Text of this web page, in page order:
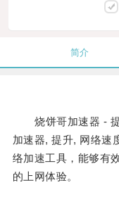
简介
烧饼哥加速器 - 提
加速器, 提升, 网络速
络加速工具，能够有
的上网体验。